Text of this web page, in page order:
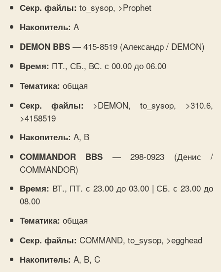
Секр. файлы: to_sysop, >Prophet
Накопитель: A
DEMON BBS— 415-8519 (Александр / DEMON)
Время: ПТ., СБ., ВС. с 00.00 до 06.00
Тематика: общая
Секр. файлы: >DEMON, to_sysop, >310.6,
>4158519
Накопитель: A, B
COMMANDOR BBS — 298-0923 (Денис /
COMMANDOR)
Время: ВТ., ПТ. с 23.00 до 03.00 | СБ. с 23.00 до
08.00
Тематика: общая
Секр. файлы: COMMAND, to_sysop, >egghead
Накопитель: A, B, C